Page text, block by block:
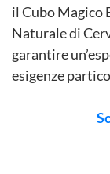
il Cubo Magico
Naturale di
garantire
esigenze